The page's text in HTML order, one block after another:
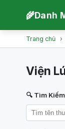
🌾Danh
Trang chủ ›
Viện
🔍 Tìm Kiếm